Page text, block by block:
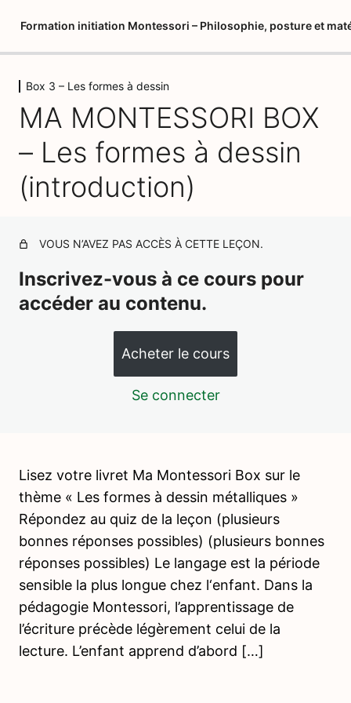
Formation initiation Montessori – Philosophie, posture et
Introduction à la philosophie
Montessori
Box 1 – La deuxième boite de
couleurs
5 leçons, 5 quiz
Box 3 – Les formes à dessin
MA MONTESSORI BOX – Les formes à dessin
(introduction)
EXTRAIT FORMATION EDUC AIRAM – Formes à dessin
préparé et la communication bienveillante
Box 4 – Les formes
Box 5 – Les lettres rugueuses
Box 6 – La boite d'étoffes
2 leçons, 2 quiz
Box 7 – Les jetons
2 leçons, 2 quiz
Box 8 – Les digrammes rugueux
1 leçon, 1 quiz
Box 9 – La 1ère table de Séguin
3 leçons, 3 quiz
Box 10 – Les nuances de couleurs
Box 3 – Les formes à dessin
MA MONTESSORI BOX
– Les formes à dessin
(introduction)
VOUS N’AVEZ PAS ACCÈS À CETTE LEÇON.
Inscrivez-vous à ce cours pour
accéder au contenu.
Acheter le cours
Se connecter
Lisez votre livret Ma Montessori Box sur le
thème « Les formes à dessin métalliques »
Répondez au quiz de la leçon (plusieurs
bonnes réponses possibles) (plusieurs bonnes
réponses possibles) Le langage est la période
sensible la plus longue chez l‘enfant. Dans la
pédagogie Montessori, l’apprentissage de
l’écriture précède légèrement celui de la
lecture. L’enfant apprend d’abord […]